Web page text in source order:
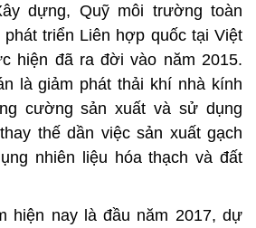
dựng, Quỹ môi trường toàn
triển Liên hợp quốc tại Việt
hiện đã ra đời vào năm 2015.
là giảm phát thải khí nhà kính
cường sản xuất và sử dụng
thế dần việc sản xuất gạch
nhiên liệu hóa thạch và đất
hiện nay là đầu năm 2017, dự